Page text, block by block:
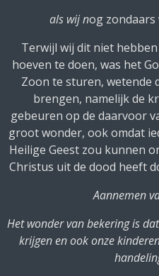
als wij nog zondaars
Terwijl wij dit niet
hoeven te doen, was het
Zoon te sturen, wetende
brengen, namelijk de
gebeuren op de daarvoor
groot wonder, ook omdat
Heilige Geest zou kunnen
Christus uit de dood heeft
Aannemen
Het wonder van bekering is
krijgen en ook onze